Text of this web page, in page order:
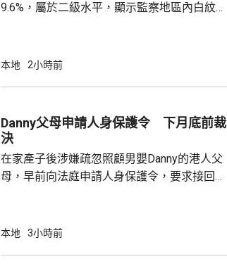
9.6%，屬於二級水平，顯示監察地區內白紋伊
德、長沙灣及馬鞍山，大多位於區內的私人住
迅速繁殖。署方已聯同相關部門，在有關地區
加強防蚊及滅蚊工作；原先在分區誘蚊器指數
達20%時啓動的強化控蚊工...
本地 2小時前
Danny父母申請人身保護令 下月底前裁
決
在家產子後涉嫌疏忽照顧男嬰Danny的港人父
母，早前向法庭申請人身保護令，要求接回被
的父母聆訊後在庭外表示，社署認為他們在家
本地 3小時前